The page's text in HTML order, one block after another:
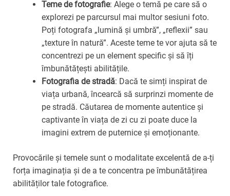
Teme de fotografie: Alege o temă pe care să o
explorezi pe parcursul mai multor sesiuni foto.
Poți fotografa „lumină și umbră”, „reflexii” sau
„texture în natură”. Aceste teme te vor ajuta să te
concentrezi pe un element specific și să îți
îmbunătățești abilitățile.
Fotografia de stradă: Dacă te simți inspirat de
viața urbană, încearcă să surprinzi momente de
pe stradă. Căutarea de momente autentice și
captivante în viața de zi cu zi poate duce la
imagini extrem de puternice și emoționante.
Provocările și temele sunt o modalitate excelentă de a-ți
forța imaginația și de a te concentra pe îmbunătățirea
abilităților tale fotografice.